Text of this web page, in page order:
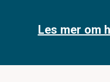
Les mer om